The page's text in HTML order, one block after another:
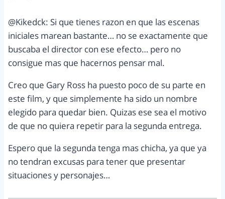
@Kikedck: Si que tienes razon en que las escenas
iniciales marean bastante… no se exactamente que
buscaba el director con ese efecto… pero no
consigue mas que hacernos pensar mal.
Creo que Gary Ross ha puesto poco de su parte en
este film, y que simplemente ha sido un nombre
elegido para quedar bien. Quizas ese sea el motivo
de que no quiera repetir para la segunda entrega.
Espero que la segunda tenga mas chicha, ya que ya
no tendran excusas para tener que presentar
situaciones y personajes…